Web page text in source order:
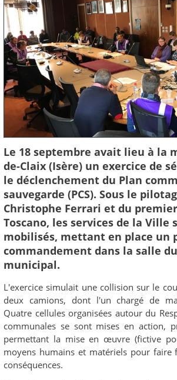
Le 18 septembre avait lieu à la
de-Claix (Isère) un exercice de
le déclenchement du Plan
sauvegarde (PCS). Sous le
Christophe Ferrari et du
Toscano, les services de la Ville
mobilisés, mettant en place un
commandement dans la salle
municipal.
L'exercice simulait une collision sur le
deux camions, dont l'un chargé de
Quatre cellules organisées autour du
communales se sont mises en action,
permettant la mise en œuvre (fictive
moyens humains et matériels pour faire
conséquences.